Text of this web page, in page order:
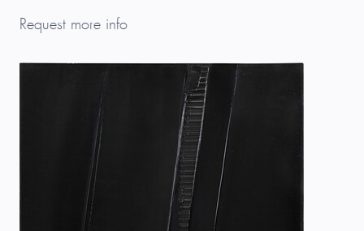
Request more info